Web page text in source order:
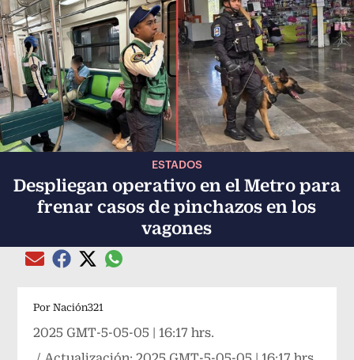
ESTADOS
Despliegan operativo en el Metro para
frenar casos de pinchazos en los
vagones
Compartir el artículo actual mediante Email
Compartir el artículo actual mediante Facebook
Compartir el artículo actual mediante Twitter
Compartir el artículo actual mediante
Por Nación321
2025 GMT-5-05-05 | 16:17 hrs.